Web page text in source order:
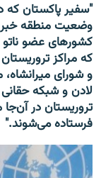
"سفیر پاکستان که
وضعیت منطقه خبر
کشورهای عضو
که مراکز
و شورای
لادن و شبکه
تروریستان در
فرستاده می‌شوند."